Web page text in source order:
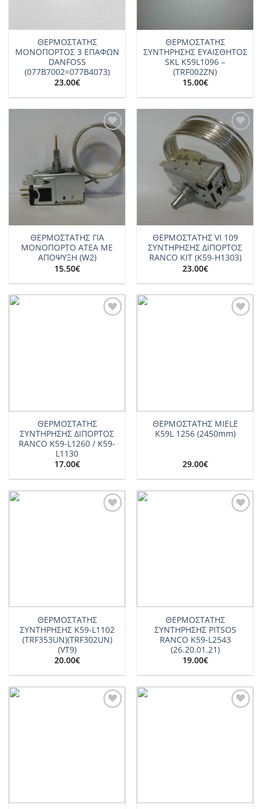
ΘΕΡΜΟΣΤΑΤΗΣ
ΜΟΝΟΠΟΡΤΟΣ 3 ΕΠΑΦΩΝ
DANFOSS
(077B7002=077B4073)
23.00€
ΘΕΡΜΟΣΤΑΤΗΣ
ΣΥΝΤΗΡΗΣΗΣ ΕΥΑΙΣΘΗΤΟΣ
SKL K59L1096 –
(TRF002ZN)
15.00€
Add to
wishlist
ΘΕΡΜΟΣΤΑΤΗΣ ΓΙΑ
ΜΟΝΟΠΟΡΤΟ ΑΤΕΑ ΜΕ
ΑΠΟΨΥΞΗ (W2)
15.50€
Add to
wishlist
ΘΕΡΜΟΣΤΑΤΗΣ VI 109
ΣΥΝΤΗΡΗΣΗΣ ΔΙΠΟΡΤΟΣ
RANCO KIT (K59-H1303)
23.00€
ΘΕΡΜΟΣΤΑΤΗΣ
ΣΥΝΤΗΡHΣΗΣ ΔΙΠΟΡΤΟΣ
RANCO K59-L1260 / K59-
L1130
17.00€
ΘΕΡΜΟΣΤΑΤΗΣ MIELE
K59L 1256 (2450mm)
29.00€
ΘΕΡΜΟΣΤΑΤΗΣ
ΣΥΝΤΗΡΗΣΗΣ K59-L1102
(TRF353UN)(TRF302UN)
(VT9)
20.00€
ΘΕΡΜΟΣΤΑΤΗΣ
ΣΥΝΤΗΡΗΣΗΣ PITSOS
RANCO K59-L2543
(26.20.01.21)
19.00€